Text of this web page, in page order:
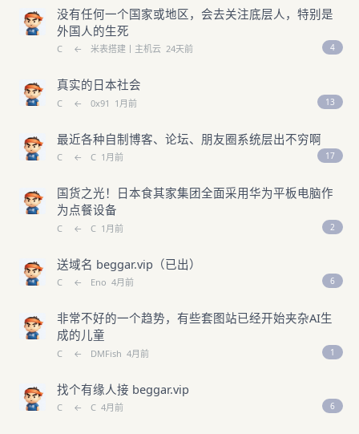
没有任何一个国家或地区，会去关注底层人，特别是
外国人的生死
C ← 米表搭建丨主机云 24天前 4
真实的日本社会
C ← 0x91 1月前 13
最近各种自制博客、论坛、朋友圈系统层出不穷啊
C ← C 1月前 17
国货之光！日本食其家集团全面采用华为平板电脑作
为点餐设备
C ← C 1月前 2
送域名 beggar.vip（已出）
C ← Eno 4月前 6
非常不好的一个趋势，有些套图站已经开始夹杂AI生
成的儿童
C ← DMFish 4月前 1
找个有缘人接 beggar.vip
C ← C 4月前 6